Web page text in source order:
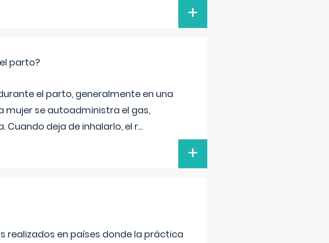
+
parto?
el parto, generalmente en una
mujer se autoadministra el gas,
deja de inhalarlo, el r...
+
realizados en países donde la práctica